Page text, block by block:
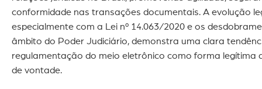
conformidade nas transações documentais. A evolução
especialmente com a Lei nº 14.063/2020 e os
âmbito do Poder Judiciário, demonstra uma clara
regulamentação do meio eletrônico como forma legítima
de vontade.